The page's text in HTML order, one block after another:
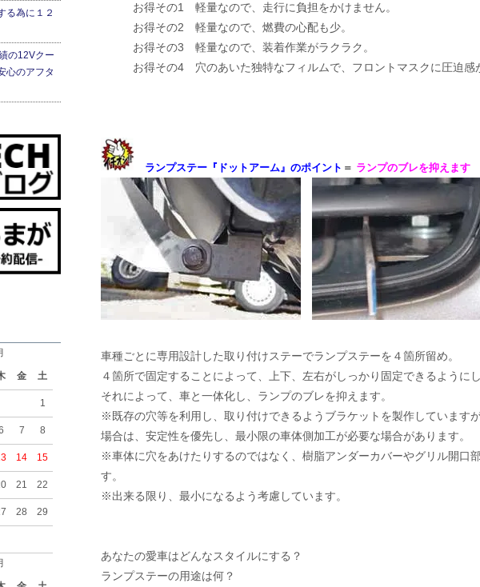
お得その1 軽量なので、走行に負担をかけません。
お得その2 軽量なので、燃費の心配も少。
お得その3 軽量なので、装着作業がラクラク。
お得その4 穴のあいた独特なフィルムで、フロントマスクに圧迫感
ランプステー『ドットアーム』のポイント ＝ ランプのブレを抑えます
車種ごとに専用設計した取り付けステーでランプステーを４箇所留め。
４箇所で固定することによって、上下、左右がしっかり固定できるように
それによって、車と一体化し、ランプのブレを抑えます。
※既存の穴等を利用し、取り付けできるようブラケットを製作しています
場合は、安定性を優先し、最小限の車体側加工が必要な場合があります。
※車体に穴をあけたりするのではなく、樹脂アンダーカバーやグリル開口
す。
※出来る限り、最小になるよう考慮しています。
あなたの愛車はどんなスタイルにする？
ランプステーの用途は何？
る為に１２
の12Vクー
心のアフタ
金 土
1
7 8
14 15
21 22
28 29